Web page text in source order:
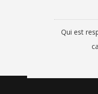
Qui est